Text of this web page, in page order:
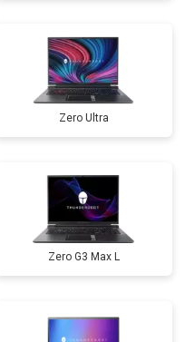
Zero Ultra
Zero G3 Max L